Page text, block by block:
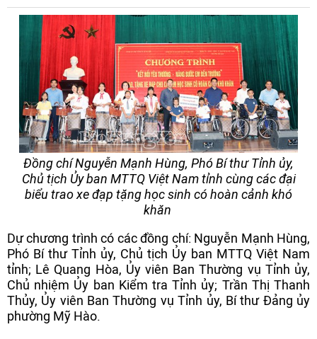
Đồng chí Nguyễn Mạnh Hùng, Phó Bí thư Tỉnh ủy,
Chủ tịch Ủy ban MTTQ Việt Nam tỉnh cùng các đại
biểu trao xe đạp tặng học sinh có hoàn cảnh khó
khăn
Dự chương trình có các đồng chí: Nguyễn Mạnh Hùng,
Phó Bí thư Tỉnh ủy, Chủ tịch Ủy ban MTTQ Việt Nam
tỉnh; Lê Quang Hòa, Ủy viên Ban Thường vụ Tỉnh ủy,
Chủ nhiệm Ủy ban Kiểm tra Tỉnh ủy; Trần Thị Thanh
Thủy, Ủy viên Ban Thường vụ Tỉnh ủy, Bí thư Đảng ủy
phường Mỹ Hào.